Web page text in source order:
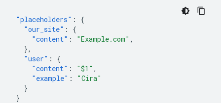
"placeholders" :
{
"our_site" :
{
"content" : "Example.com" ,
},
"user" :
{
"content" : "$1" ,
"example" :
"Cira"
}
}